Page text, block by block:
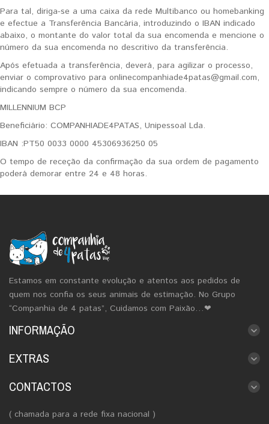
Para tal, diriga-se a uma caixa da rede Multibanco ou homebanking
e efectue a Transferência Bancária, introduzindo o IBAN indicado
abaixo, o montante do valor total da sua encomenda e mencione o
número da sua encomenda no descritivo da transferência.
Após efetuada a transferência, deverá, para agilizar o processo,
enviar o comprovativo para onlinecompanhiade4patas@gmail.com,
indicando sempre o número da sua encomenda.
MILLENNIUM BCP
Beneficiário: COMPANHIADE4PATAS, Unipessoal Lda.
IBAN :PT50 0033 0000 45306936250 05
O tempo de receção da confirmação da sua ordem de pagamento
poderá demorar entre 24 e 48 horas.
Estamos em constante evolução e atentos aos pedidos de
quem nos confia os seus animais de estimação. No Grupo
“Companhia de 4 patas”, Cuidamos com Paixão…❤
INFORMAÇÃO
EXTRAS
CONTACTOS
( chamada para a rede fixa nacional )